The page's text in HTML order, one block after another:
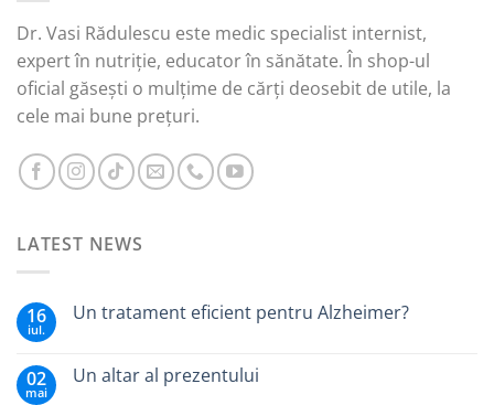
Dr. Vasi Rădulescu este medic specialist internist,
expert în nutriție, educator în sănătate. În shop-ul
oficial găsești o mulțime de cărți deosebit de utile, la
cele mai bune prețuri.
LATEST NEWS
16
iul.
Un tratament eficient pentru Alzheimer?
02
mai
Un altar al prezentului